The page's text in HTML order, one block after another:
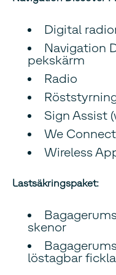
Digital
Navigation
pekskärm
Radio
Sign Assist
We
Wireless
Lastsäkringspaket:
skenor
löstagbar